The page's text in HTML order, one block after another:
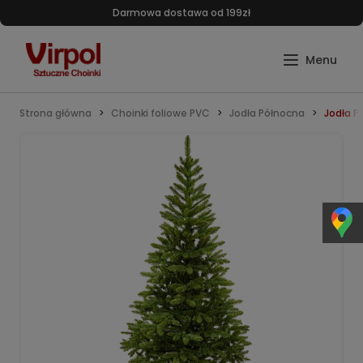
Darmowa dostawa od 199zł
Strona główna Choinki foliowe PVC Jodła Północna Jodła